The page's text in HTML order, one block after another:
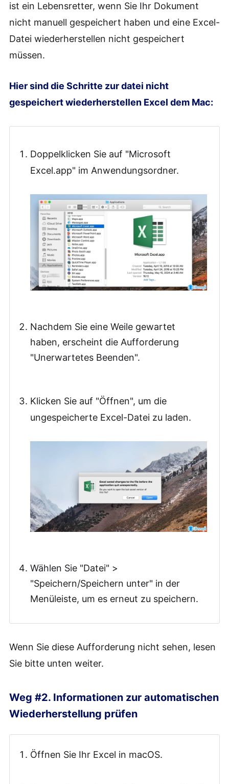
ist ein Lebensretter, wenn Sie Ihr Dokument
nicht manuell gespeichert haben und eine Excel-
Datei wiederherstellen nicht gespeichert
müssen.
Hier sind die Schritte zur datei nicht
gespeichert wiederherstellen Excel dem Mac:
Doppelklicken Sie auf "Microsoft
Excel.app" im Anwendungsordner.
Nachdem Sie eine Weile gewartet
haben, erscheint die Aufforderung
"Unerwartetes Beenden".
Klicken Sie auf "Öffnen", um die
ungespeicherte Excel-Datei zu laden.
Wählen Sie "Datei" >
"Speichern/Speichern unter" in der
Menüleiste, um es erneut zu speichern.
Wenn Sie diese Aufforderung nicht sehen, lesen
Sie bitte unten weiter.
Weg #2. Informationen zur automatischen
Wiederherstellung prüfen
Öffnen Sie Ihr Excel in macOS.